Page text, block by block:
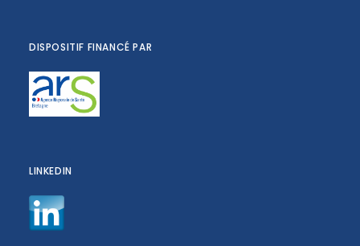
DISPOSITIF FINANCÉ PAR
LINKEDIN